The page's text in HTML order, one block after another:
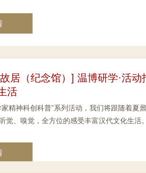
居（纪念馆）] 温博研学·活
活
家精神科创科普”系列活动，我们将跟随着
觉、嗅觉，全方位的感受丰富汉代文化生活。